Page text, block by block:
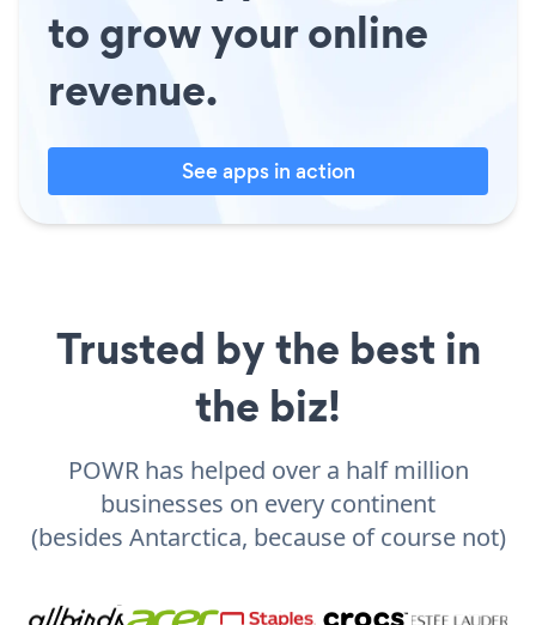
to grow your online
revenue.
See apps in action
Trusted by the best in
the biz!
POWR has helped over a half million
businesses on every continent
(besides Antarctica, because of course not)